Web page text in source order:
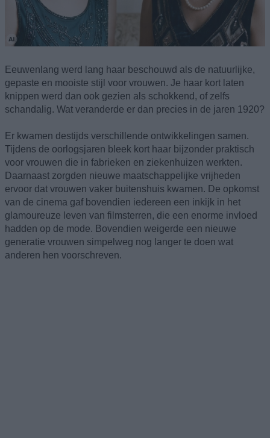
Eeuwenlang werd lang haar beschouwd als de natuurlijke,
gepaste en mooiste stijl voor vrouwen. Je haar kort laten
knippen werd dan ook gezien als schokkend, of zelfs
schandalig. Wat veranderde er dan precies in de jaren 1920?
Er kwamen destijds verschillende ontwikkelingen samen.
Tijdens de oorlogsjaren bleek kort haar bijzonder praktisch
voor vrouwen die in fabrieken en ziekenhuizen werkten.
Daarnaast zorgden nieuwe maatschappelijke vrijheden
ervoor dat vrouwen vaker buitenshuis kwamen. De opkomst
van de cinema gaf bovendien iedereen een inkijk in het
glamoureuze leven van filmsterren, die een enorme invloed
hadden op de mode. Bovendien weigerde een nieuwe
generatie vrouwen simpelweg nog langer te doen wat
anderen hen voorschreven.